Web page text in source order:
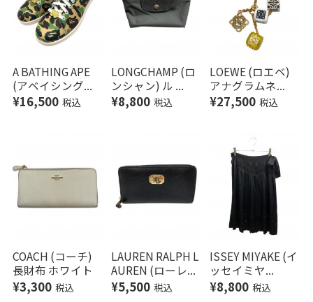
A BATHING APE
(アベイシング...
¥16,500 税込
LONGCHAMP (ロ
ンシャン) ル ...
¥8,800 税込
LOEWE (ロエベ)
アナグラムネ...
¥27,500 税込
COACH (コーチ)
長財布 ホワイト
¥3,300 税込
LAUREN RALPH L
AUREN (ローレ...
¥5,500 税込
ISSEY MIYAKE (イ
ッセイミヤ...
¥8,800 税込